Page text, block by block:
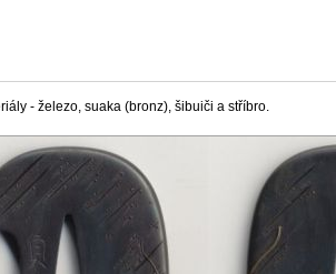
- železo, suaka (bronz), šibuiči a stříbro.